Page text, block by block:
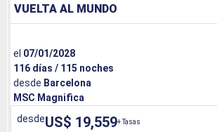
VUELTA AL MUNDO
MSC Magnifica
desde Barcelona
116 días / 115 noches
el 07/01/2028
desdeUS$ 19,559+ Tasas